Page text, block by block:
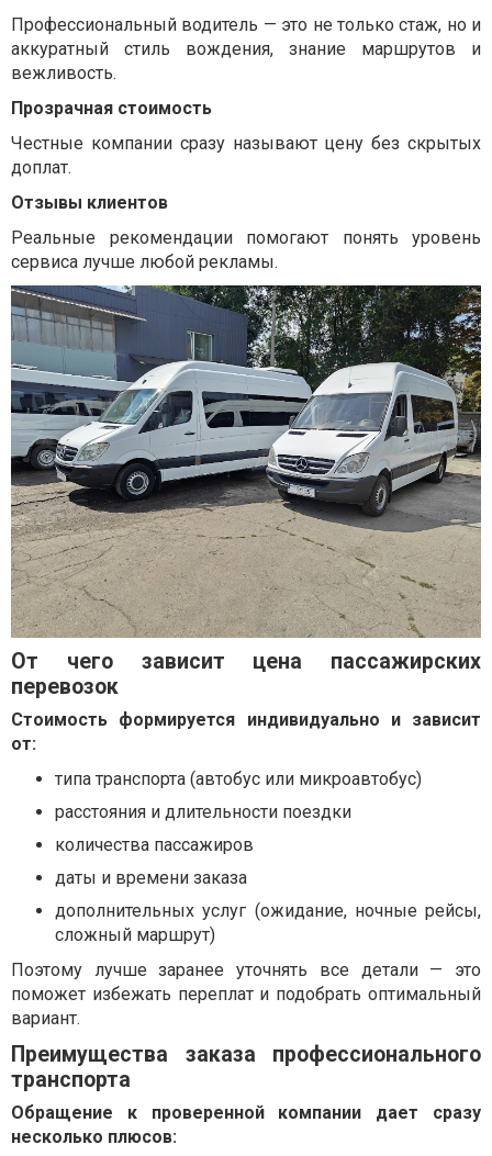
Профессиональный водитель — это не только стаж, но и
аккуратный стиль вождения, знание маршрутов и
вежливость.
Прозрачная стоимость
Честные компании сразу называют цену без скрытых
доплат.
Отзывы клиентов
Реальные рекомендации помогают понять уровень
сервиса лучше любой рекламы.
От чего зависит цена пассажирских
перевозок
Стоимость формируется индивидуально и зависит
от:
типа транспорта (автобус или микроавтобус)
расстояния и длительности поездки
количества пассажиров
даты и времени заказа
дополнительных услуг (ожидание, ночные рейсы,
сложный маршрут)
Поэтому лучше заранее уточнять все детали — это
поможет избежать переплат и подобрать оптимальный
вариант.
Преимущества заказа профессионального
транспорта
Обращение к проверенной компании дает сразу
несколько плюсов: